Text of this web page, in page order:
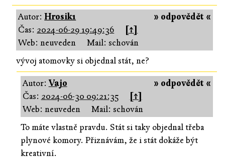
» odpovědět «
Autor:Hrosik1
Čas: 2024-06-29 19:49:36
[↑]
Web: neuveden
Mail: schován
vývoj atomovky si objednal stát, ne?
» odpovědět «
Autor:Vajo
Čas: 2024-06-30 09:21:35
[↑]
Web: neuveden
Mail: schován
To máte vlastně pravdu. Stát si taky objednal třeba
plynové komory. Přiznávám, že i stát dokáže být
kreativní.